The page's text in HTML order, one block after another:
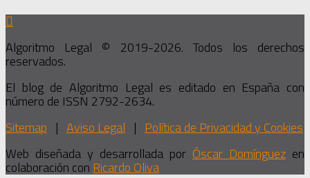
Algoritmo Legal © 2019-2026. Todos los derechos
reservados.
El blog de Algoritmo Legal es editado en España con
número de ISSN 2792-2634.
Sitemap | Aviso Legal | Política de Privacidad y Cookies
Web diseñada y desarrollada por Óscar Domínguez en
colaboración con Ricardo Oliva